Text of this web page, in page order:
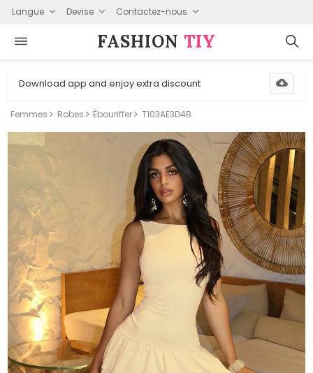
Langue Devise Contactez-nous
FASHION⁠ TIY
Download app and enjoy extra discount
Femmes Robes Ébouriffer T103AE3D4B